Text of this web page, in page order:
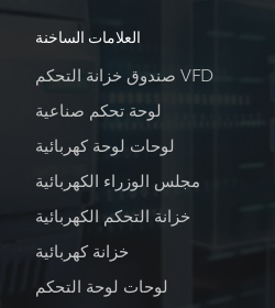
العلامات الساخنة
صندوق خزانة التحكم VFD
لوحة تحكم صناعية
لوحات لوحة كهربائية
مجلس الوزراء الكهربائية
خزانة التحكم الكهربائية
خزانة كهربائية
لوحات لوحة التحكم